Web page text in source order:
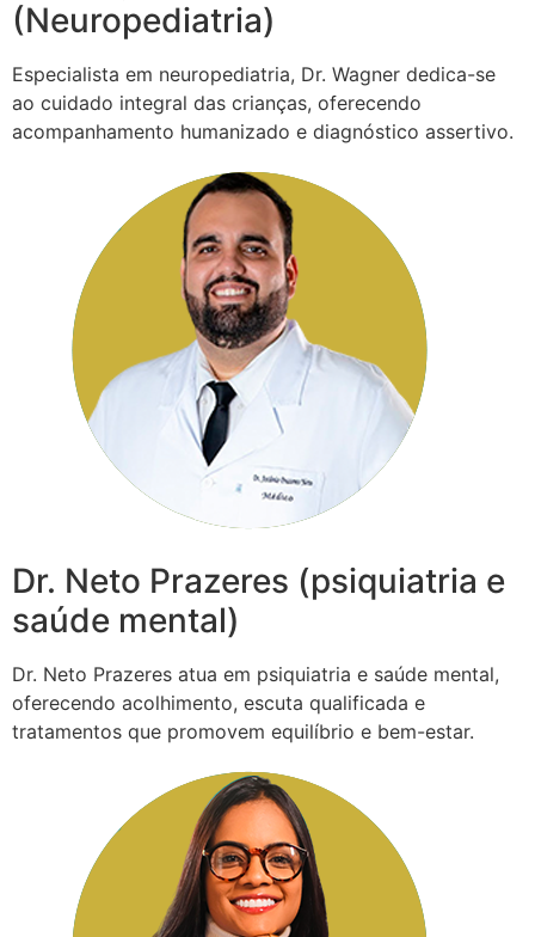
(Neuropediatria)
Especialista em neuropediatria, Dr. Wagner dedica-se
ao cuidado integral das crianças, oferecendo
acompanhamento humanizado e diagnóstico assertivo.
Dr. Neto Prazeres (psiquiatria e
saúde mental)
Dr. Neto Prazeres atua em psiquiatria e saúde mental,
oferecendo acolhimento, escuta qualificada e
tratamentos que promovem equilíbrio e bem-estar.